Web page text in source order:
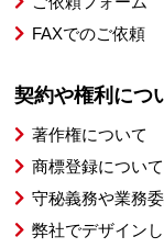
FAXでのご依頼
契約や権利につ
著作権について
商標登録について
守秘義務や業務
弊社でデザイン